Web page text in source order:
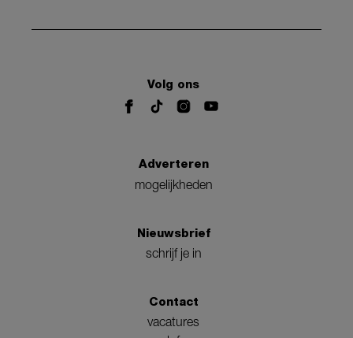
Volg ons
Adverteren
mogelijkheden
Nieuwsbrief
schrijf je in
Contact
vacatures